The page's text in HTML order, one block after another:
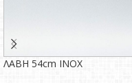
ΛΑΒΗ 54cm INOX